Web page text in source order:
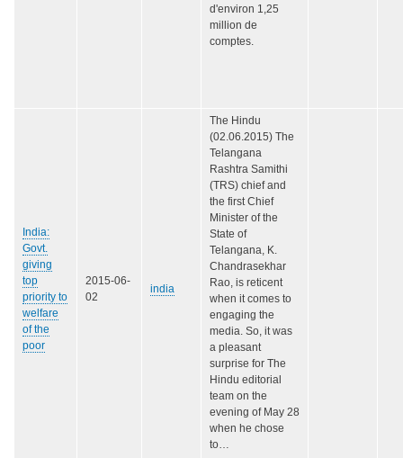
d'environ 1,25
million de
comptes.
India:
Govt.
giving
top
priority to
welfare
of the
poor
2015-06-
02
india
The Hindu
(02.06.2015) The
Telangana
Rashtra Samithi
(TRS) chief and
the first Chief
Minister of the
State of
Telangana, K.
Chandrasekhar
Rao, is reticent
when it comes to
engaging the
media. So, it was
a pleasant
surprise for The
Hindu editorial
team on the
evening of May 28
when he chose
to…